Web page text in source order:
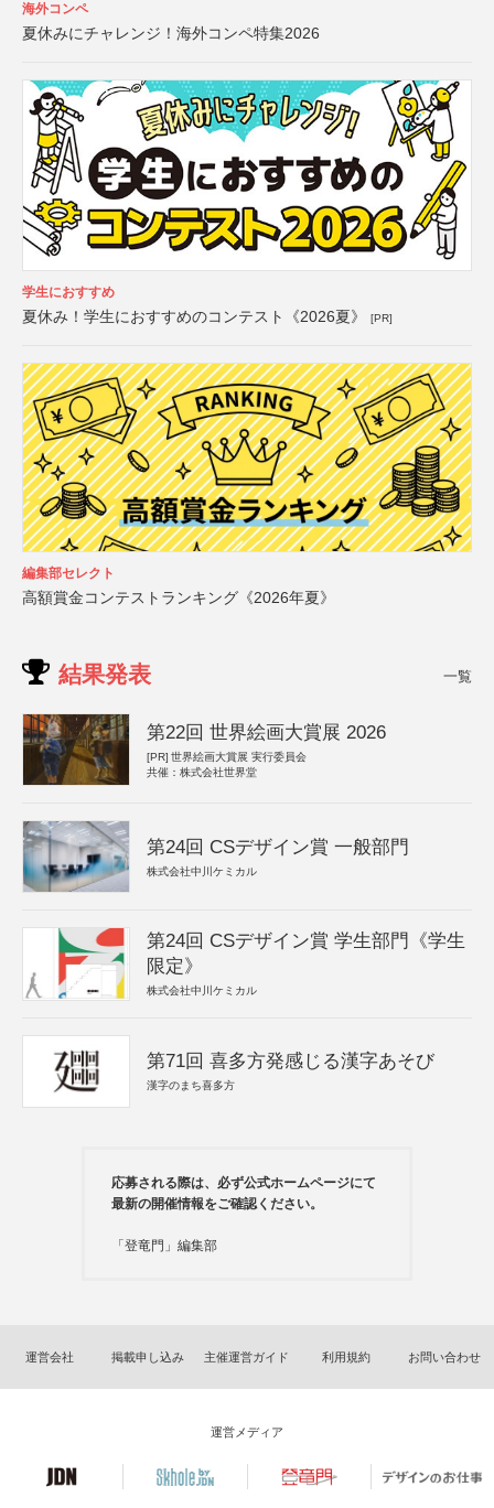
海外コンペ
夏休みにチャレンジ！海外コンペ特集2026
学生におすすめ
夏休み！学生におすすめのコンテスト《2026夏》 [PR]
編集部セレクト
高額賞金コンテストランキング《2026年夏》
結果発表 一覧
第22回 世界絵画大賞展 2026
[PR] 世界絵画大賞展 実行委員会
共催：株式会社世界堂
第24回 CSデザイン賞 一般部門
株式会社中川ケミカル
第24回 CSデザイン賞 学生部門《学生
限定》
株式会社中川ケミカル
第71回 喜多方発感じる漢字あそび
漢字のまち喜多方
応募される際は、必ず公式ホームページにて
最新の開催情報をご確認ください。
「登竜門」編集部
運営会社 掲載申し込み 主催運営ガイド 利用規約 お問い合わせ
運営メディア